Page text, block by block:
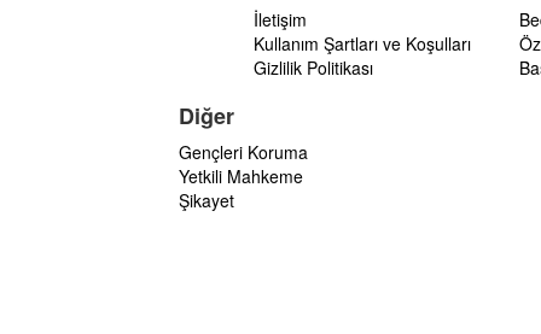
İletişim
Kullanım Şartları ve Koşulları
Gizlilik Politikası
Diğer
Gençleri Koruma
Yetkili Mahkeme
Şikayet